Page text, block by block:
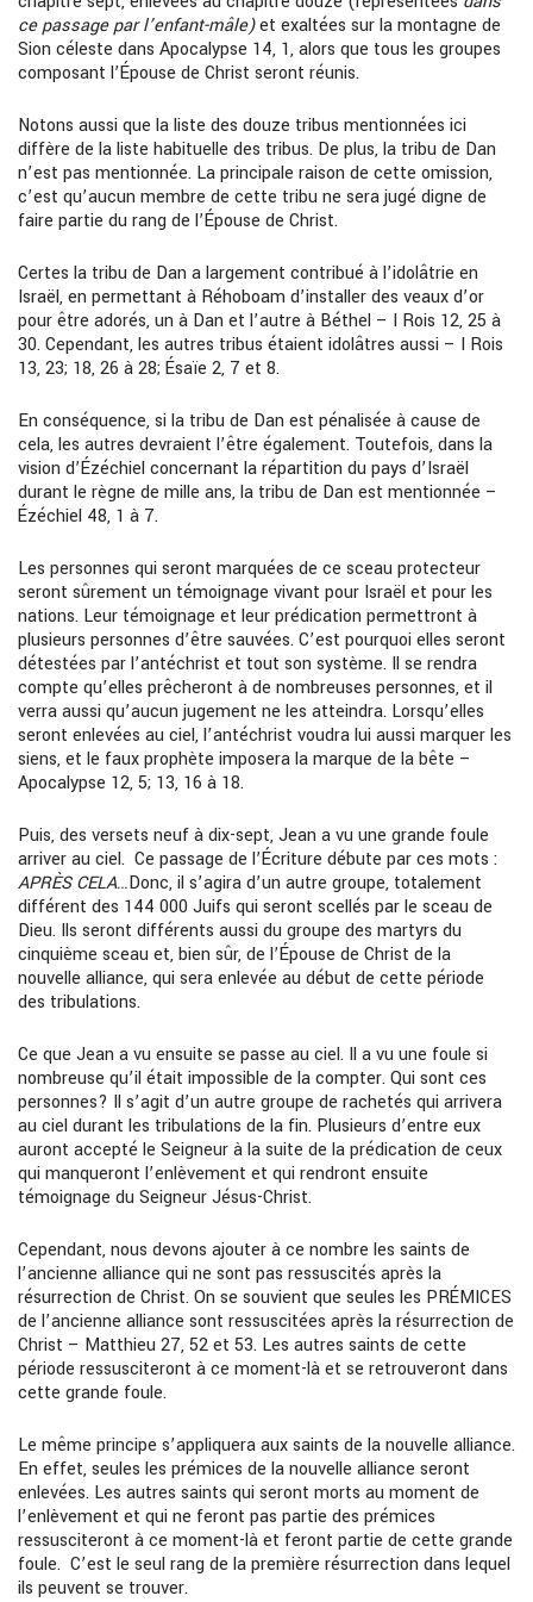
ce passage par l’enfant-mâle)et exaltées sur la montagne de
Sion céleste dans Apocalypse 14, 1, alors que tous les groupes
composant l’Épouse de Christ seront réunis.
Notons aussi que la liste des douze tribus mentionnées ici
diffère de la liste habituelle des tribus. De plus, la tribu de Dan
n’est pas mentionnée. La principale raison de cette omission,
c’est qu’aucun membre de cette tribu ne sera jugé digne de
faire partie du rang de l’Épouse de Christ.
Certes la tribu de Dan a largement contribué à l’idolâtrie en
Israël, en permettant à Réhoboam d’installer des veaux d’or
pour être adorés, un à Dan et l’autre à Béthel – I Rois 12, 25 à
30. Cependant, les autres tribus étaient idolâtres aussi – I Rois
13, 23; 18, 26 à 28; Ésaïe 2, 7 et 8.
En conséquence, si la tribu de Dan est pénalisée à cause de
cela, les autres devraient l’être également. Toutefois, dans la
vision d’Ézéchiel concernant la répartition du pays d’Israël
durant le règne de mille ans, la tribu de Dan est mentionnée –
Ézéchiel 48, 1 à 7.
Les personnes qui seront marquées de ce sceau protecteur
seront sûrement un témoignage vivant pour Israël et pour les
nations. Leur témoignage et leur prédication permettront à
plusieurs personnes d’être sauvées. C’est pourquoi elles seront
détestées par l’antéchrist et tout son système. Il se rendra
compte qu’elles prêcheront à de nombreuses personnes, et il
verra aussi qu’aucun jugement ne les atteindra. Lorsqu’elles
seront enlevées au ciel, l’antéchrist voudra lui aussi marquer les
siens, et le faux prophète imposera la marque de la bête –
Apocalypse 12, 5; 13, 16 à 18.
Puis, des versets neuf à dix-sept, Jean a vu une grande foule
arriver au ciel. Ce passage de l’Écriture débute par ces mots :
APRÈS CELA…Donc, il s’agira d’un autre groupe, totalement
différent des 144 000 Juifs qui seront scellés par le sceau de
Dieu. Ils seront différents aussi du groupe des martyrs du
cinquième sceau et, bien sûr, de l’Épouse de Christ de la
nouvelle alliance, qui sera enlevée au début de cette période
des tribulations.
Ce que Jean a vu ensuite se passe au ciel. Il a vu une foule si
nombreuse qu’il était impossible de la compter. Qui sont ces
personnes? Il s’agit d’un autre groupe de rachetés qui arrivera
au ciel durant les tribulations de la fin. Plusieurs d’entre eux
auront accepté le Seigneur à la suite de la prédication de ceux
qui manqueront l’enlèvement et qui rendront ensuite
témoignage du Seigneur Jésus-Christ.
Cependant, nous devons ajouter à ce nombre les saints de
l’ancienne alliance qui ne sont pas ressuscités après la
résurrection de Christ. On se souvient que seules les PRÉMICES
de l’ancienne alliance sont ressuscitées après la résurrection de
Christ – Matthieu 27, 52 et 53. Les autres saints de cette
période ressusciteront à ce moment-là et se retrouveront dans
cette grande foule.
Le même principe s’appliquera aux saints de la nouvelle alliance.
En effet, seules les prémices de la nouvelle alliance seront
enlevées. Les autres saints qui seront morts au moment de
l’enlèvement et qui ne feront pas partie des prémices
ressusciteront à ce moment-là et feront partie de cette grande
foule. C’est le seul rang de la première résurrection dans lequel
ils peuvent se trouver.